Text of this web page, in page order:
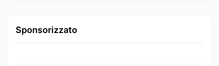
Sponsorizzato